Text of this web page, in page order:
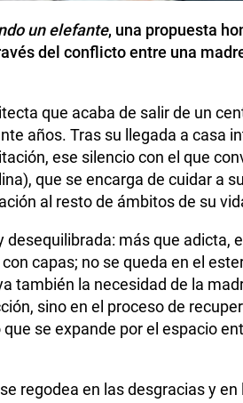
un elefante, una propuesta
del conflicto entre una
que acaba de salir de un
años. Tras su llegada a casa
ese silencio con el que
que se encarga de cuidar a
al resto de ámbitos de su
más que adicta,
capas; no se queda en el
también la necesidad de la
sino en el proceso de
se expande por el espacio
regodea en las desgracias y